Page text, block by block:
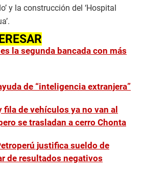
y la construcción del ‘Hospital
la segunda bancada con más
de “inteligencia extranjera”
fila de vehículos ya no van al
se trasladan a cerro Chonta
justifica sueldo de
de resultados negativos